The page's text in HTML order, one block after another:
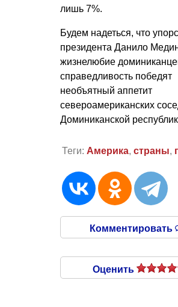
лишь 7%.
Будем надеться, что
президента Данило
жизнелюбие
справедливость победят
необъятный аппетит
североамериканских
Доминиканской
Теги: Америка, страны,
Комментировать
Оценить